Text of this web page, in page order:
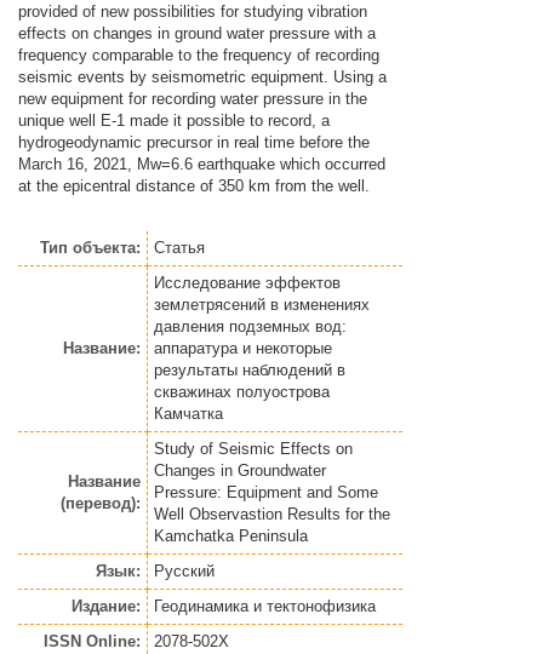
provided of new possibilities for studying vibration
effects on changes in ground water pressure with a
frequency comparable to the frequency of recording
seismic events by seismometric equipment. Using a
new equipment for recording water pressure in the
unique well E-1 made it possible to record, a
hydrogeodynamic precursor in real time before the
March 16, 2021, Mw=6.6 earthquake which occurred
at the epicentral distance of 350 km from the well.
Тип объекта: Статья
Название:
Исследование эффектов
землетрясений в изменениях
давления подземных вод:
аппаратура и некоторые
результаты наблюдений в
скважинах полуострова
Камчатка
Название
(перевод):
Study of Seismic Effects on
Changes in Groundwater
Pressure: Equipment and Some
Well Observastion Results for the
Kamchatka Peninsula
Язык:
Русский
Издание:
Геодинамика и тектонофизика
ISSN Online:
2078-502X